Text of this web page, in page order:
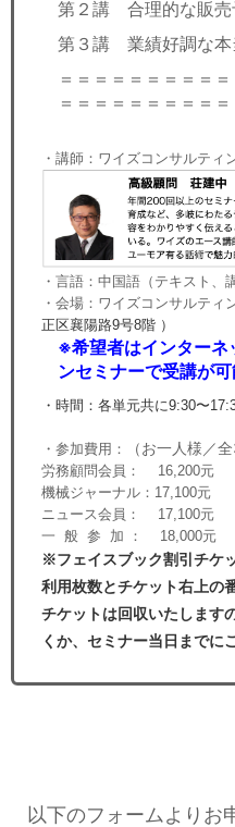
第２講 合理的な販売
第３講 業績好調な本
＝＝＝＝＝＝＝＝＝
＝＝＝＝＝＝＝＝＝＝
・講師：ワイズコンサルテ
・言語：中国語（テキスト、
・会場： ワイズコンサルティ
正区襄陽路9号8階 ）
※希望者はインターネ
ンセミナーで受講が可
・時間：各単元共に9:30〜
・参加費用： （お一人様／
労務顧問会員： 16,200元
機械ジャーナル：17,100元
ニュース会員： 17,100元
一 般 参 加 ： 18,000元
※フェイスブック割引チケ
利用枚数とチケット右上の
チケットは回収いたします
くか、セミナー当日までに
以下のフォームよりお